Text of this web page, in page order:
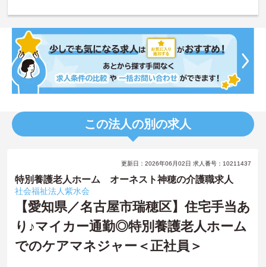
この法人の別の求人
更新日：2026年06月02日 求人番号：10211437
特別養護老人ホーム オーネスト神穂の介護職求人
社会福祉法人紫水会
【愛知県／名古屋市瑞穂区】住宅手当あ
り♪マイカー通勤◎特別養護老人ホーム
でのケアマネジャー＜正社員＞